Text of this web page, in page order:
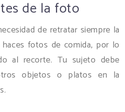
de la foto
de retratar siempre la
fotos de comida, por lo
al recorte. Tu sujeto debe
objetos o platos en la